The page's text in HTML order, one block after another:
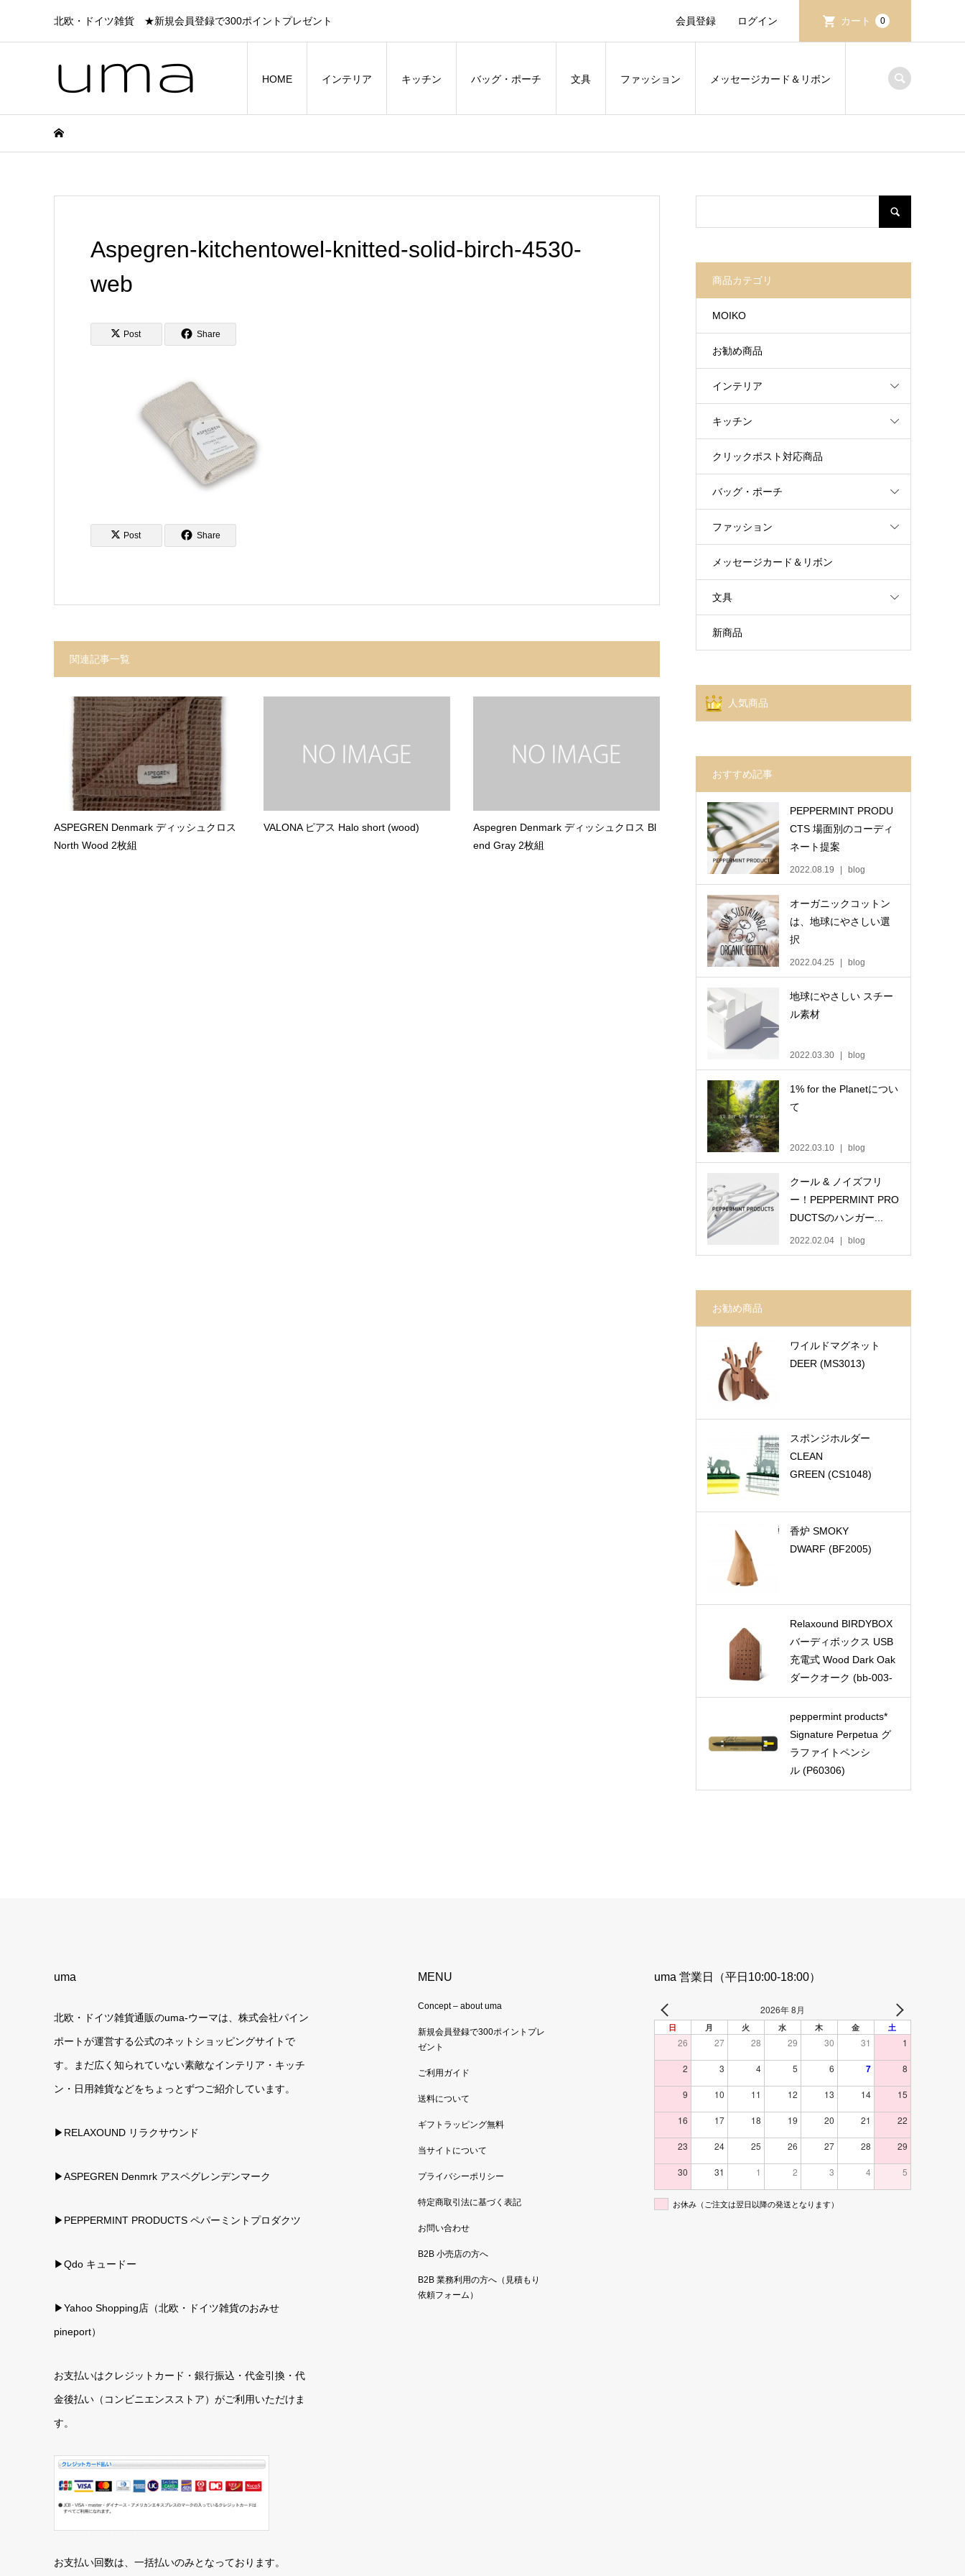
北欧・ドイツ雑貨 ★新規会員登録で300ポイントプレゼント 会員登録 ログイン カート 0
HOME インテリア キッチン バッグ・ポーチ 文具 ファッション メッセージカード＆リボン
Aspegren-kitchentowel-knitted-solid-birch-4530-
web
Post Share
Post Share
関連記事一覧
ASPEGREN Denmark ディッシュクロス
North Wood 2枚組
VALONA ピアス Halo short (wood)
Aspegren Denmark ディッシュクロス Bl
end Gray 2枚組
商品カテゴリ
MOIKO
お勧め商品
インテリア
キッチン
クリックポスト対応商品
バッグ・ポーチ
ファッション
メッセージカード＆リボン
文具
新商品
人気商品
おすすめ記事
PEPPERMINT PRODU
CTS 場面別のコーディ
ネート提案
2022.08.19 blog
オーガニックコットン
は、地球にやさしい選
択
2022.04.25 blog
地球にやさしい スチー
ル素材
2022.03.30 blog
1% for the Planetについ
て
2022.03.10 blog
クール & ノイズフリ
ー！PEPPERMINT PRO
DUCTSのハンガー...
2022.02.04 blog
お勧め商品
ワイルドマグネット
DEER (MS3013)
スポンジホルダー
CLEAN
GREEN (CS1048)
香炉 SMOKY
DWARF (BF2005)
Relaxound BIRDYBOX
バーディボックス USB
充電式 Wood Dark Oak
ダークオーク (bb-003-
oa)
peppermint products*
Signature Perpetua グ
ラファイトペンシ
ル (P60306)
uma
北欧・ドイツ雑貨通販のuma-ウーマは、株式会社パイン
ポートが運営する公式のネットショッピングサイトで
す。まだ広く知られていない素敵なインテリア・キッチ
ン・日用雑貨などをちょっとずつご紹介しています。
▶RELAXOUND リラクサウンド
▶ASPEGREN Denmrk アスペグレンデンマーク
▶PEPPERMINT PRODUCTS ペパーミントプロダクツ
▶Qdo キュードー
▶Yahoo Shopping店（北欧・ドイツ雑貨のおみせ
pineport）
お支払いはクレジットカード・銀行振込・代金引換・代
金後払い（コンビニエンスストア）がご利用いただけま
す。
お支払い回数は、一括払いのみとなっております。
MENU
Concept – about uma
新規会員登録で300ポイントプレ
ゼント
ご利用ガイド
送料について
ギフトラッピング無料
当サイトについて
プライバシーポリシー
特定商取引法に基づく表記
お問い合わせ
B2B 小売店の方へ
B2B 業務利用の方へ（見積もり
依頼フォーム）
uma 営業日（平日10:00-18:00）
2026年 8月
日 月 火 水 木 金 土
26 27 28 29 30 31 1
2 3 4 5 6 7 8
9 10 11 12 13 14 15
16 17 18 19 20 21 22
23 24 25 26 27 28 29
30 31 1 2 3 4 5
お休み（ご注文は翌日以降の発送となります）